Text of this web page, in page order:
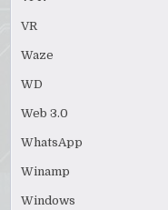
VR
Waze
WD
Web 3.0
WhatsApp
Winamp
Windows